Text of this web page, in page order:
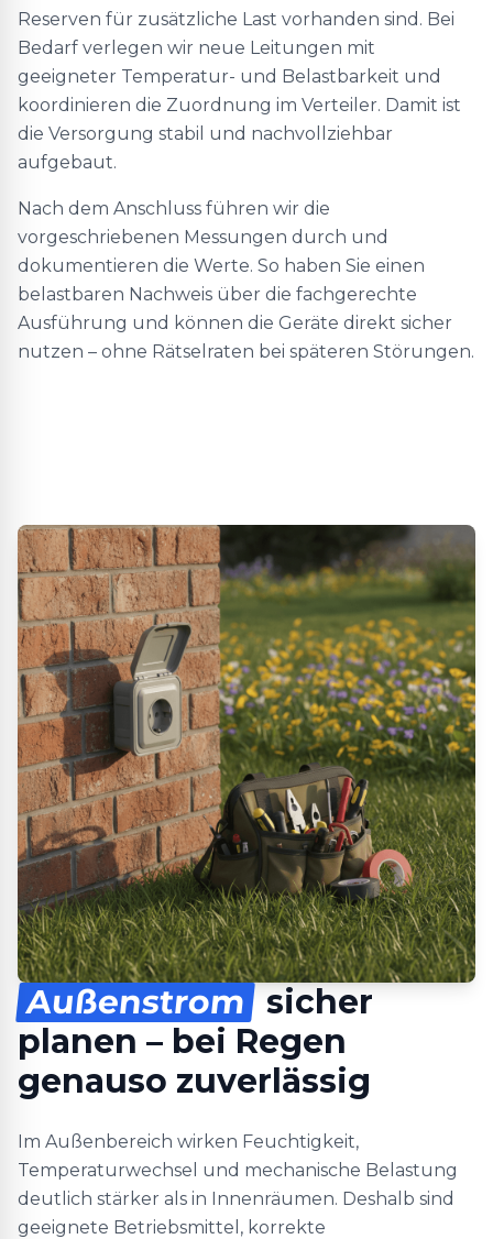
Reserven für zusätzliche Last vorhanden sind. Bei
Bedarf verlegen wir neue Leitungen mit
geeigneter Temperatur- und Belastbarkeit und
koordinieren die Zuordnung im Verteiler. Damit ist
die Versorgung stabil und nachvollziehbar
aufgebaut.
Nach dem Anschluss führen wir die
vorgeschriebenen Messungen durch und
dokumentieren die Werte. So haben Sie einen
belastbaren Nachweis über die fachgerechte
Ausführung und können die Geräte direkt sicher
nutzen – ohne Rätselraten bei späteren Störungen.
Außenstrom sicher
planen – bei Regen
genauso zuverlässig
Im Außenbereich wirken Feuchtigkeit,
Temperaturwechsel und mechanische Belastung
deutlich stärker als in Innenräumen. Deshalb sind
geeignete Betriebsmittel, korrekte